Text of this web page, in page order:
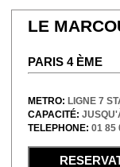
LE
PARIS 4 ÈME
METRO: LIGNE 7
CAPACITÉ:
TELEPHONE: 01 85